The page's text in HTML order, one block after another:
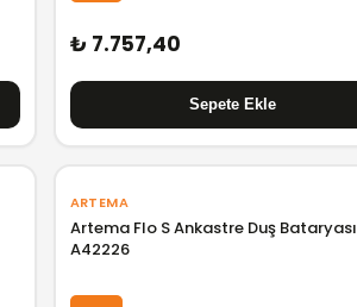
₺ 7.757,40
ARTEMA
Artema Flo S Ankastre Duş Bataryası
A42226